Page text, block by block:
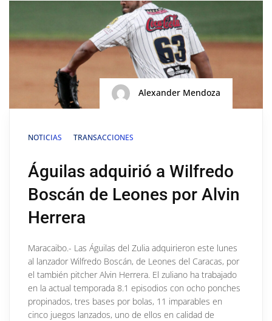
Alexander Mendoza
NOTICIAS TRANSACCIONES
Águilas adquirió a Wilfredo
Boscán de Leones por Alvin
Herrera
Maracaibo.- Las Águilas del Zulia adquirieron este lunes
al lanzador Wilfredo Boscán, de Leones del Caracas, por
el también pitcher Alvin Herrera. El zuliano ha trabajado
en la actual temporada 8.1 episodios con ocho ponches
propinados, tres bases por bolas, 11 imparables en
cinco juegos lanzados, uno de ellos en calidad de